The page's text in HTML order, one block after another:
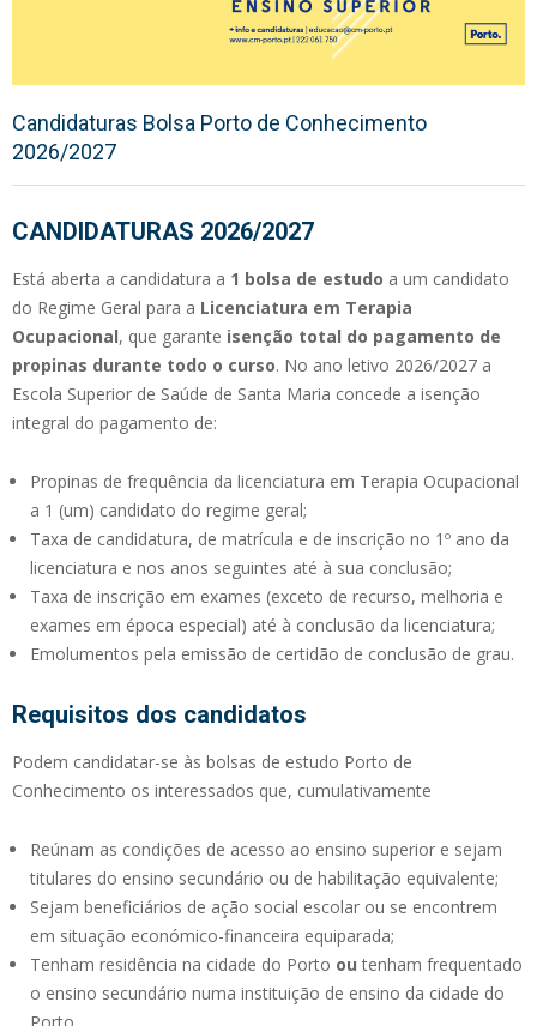
Candidaturas Bolsa Porto de Conhecimento
2026/2027
CANDIDATURAS 2026/2027
Está aberta a candidatura a 1 bolsa de estudo a um candidato
do Regime Geral para a Licenciatura em Terapia
Ocupacional, que garante isenção total do pagamento de
propinas durante todo o curso. No ano letivo 2026/2027 a
Escola Superior de Saúde de Santa Maria concede a isenção
integral do pagamento de:
Propinas de frequência da licenciatura em Terapia Ocupacional
a 1 (um) candidato do regime geral;
Taxa de candidatura, de matrícula e de inscrição no 1º ano da
licenciatura e nos anos seguintes até à sua conclusão;
Taxa de inscrição em exames (exceto de recurso, melhoria e
exames em época especial) até à conclusão da licenciatura;
Emolumentos pela emissão de certidão de conclusão de grau.
Requisitos dos candidatos
Podem candidatar-se às bolsas de estudo Porto de
Conhecimento os interessados que, cumulativamente
Reúnam as condições de acesso ao ensino superior e sejam
titulares do ensino secundário ou de habilitação equivalente;
Sejam beneficiários de ação social escolar ou se encontrem
em situação económico-financeira equiparada;
Tenham residência na cidade do Porto ou tenham frequentado
o ensino secundário numa instituição de ensino da cidade do